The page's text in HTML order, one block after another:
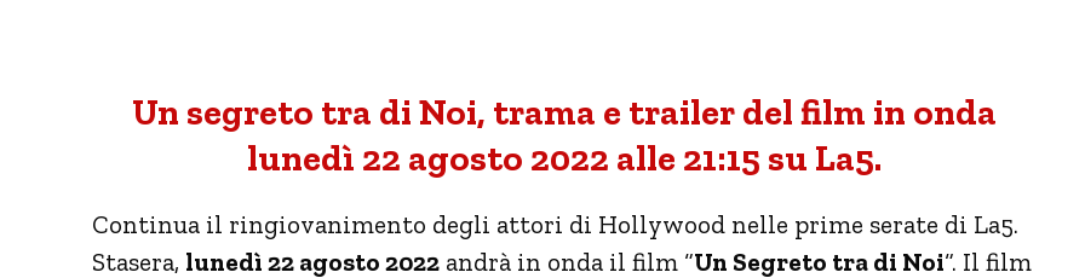
Un segreto tra di Noi, trama e trailer del film in onda
lunedì 22 agosto 2022 alle 21:15 su La5.
Continua il ringiovanimento degli attori di Hollywood nelle prime serate di La5.
Stasera, lunedì 22 agosto 2022 andrà in onda il film “Un Segreto tra di Noi“. Il film